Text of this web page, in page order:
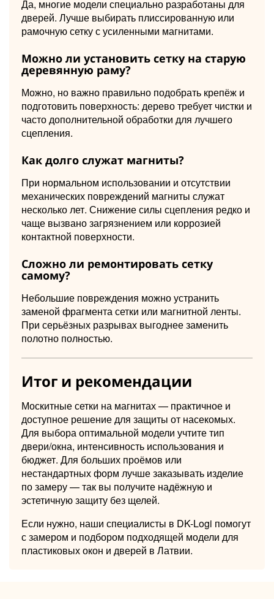
Да, многие модели специально разработаны для
дверей. Лучше выбирать плиссированную или
рамочную сетку с усиленными магнитами.
Можно ли установить сетку на старую
деревянную раму?
Можно, но важно правильно подобрать крепёж и
подготовить поверхность: дерево требует чистки и
часто дополнительной обработки для лучшего
сцепления.
Как долго служат магниты?
При нормальном использовании и отсутствии
механических повреждений магниты служат
несколько лет. Снижение силы сцепления редко и
чаще вызвано загрязнением или коррозией
контактной поверхности.
Сложно ли ремонтировать сетку
самому?
Небольшие повреждения можно устранить
заменой фрагмента сетки или магнитной ленты.
При серьёзных разрывах выгоднее заменить
полотно полностью.
Итог и рекомендации
Москитные сетки на магнитах — практичное и
доступное решение для защиты от насекомых.
Для выбора оптимальной модели учтите тип
двери/окна, интенсивность использования и
бюджет. Для больших проёмов или
нестандартных форм лучше заказывать изделие
по замеру — так вы получите надёжную и
эстетичную защиту без щелей.
Если нужно, наши специалисты в DK-Logi помогут
с замером и подбором подходящей модели для
пластиковых окон и дверей в Латвии.